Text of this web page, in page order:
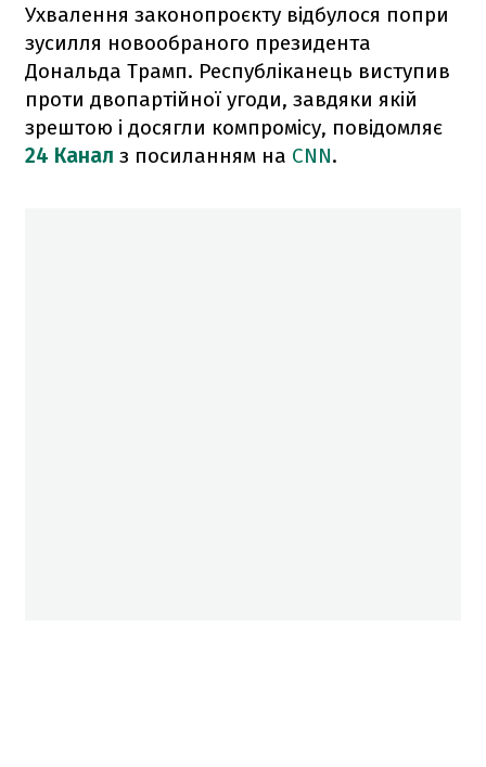
Ухвалення законопроєкту відбулося попри
зусилля новообраного президента
Дональда Трамп. Республіканець виступив
проти двопартійної угоди, завдяки якій
зрештою і досягли компромісу, повідомляє
24 Канал з посиланням на CNN.